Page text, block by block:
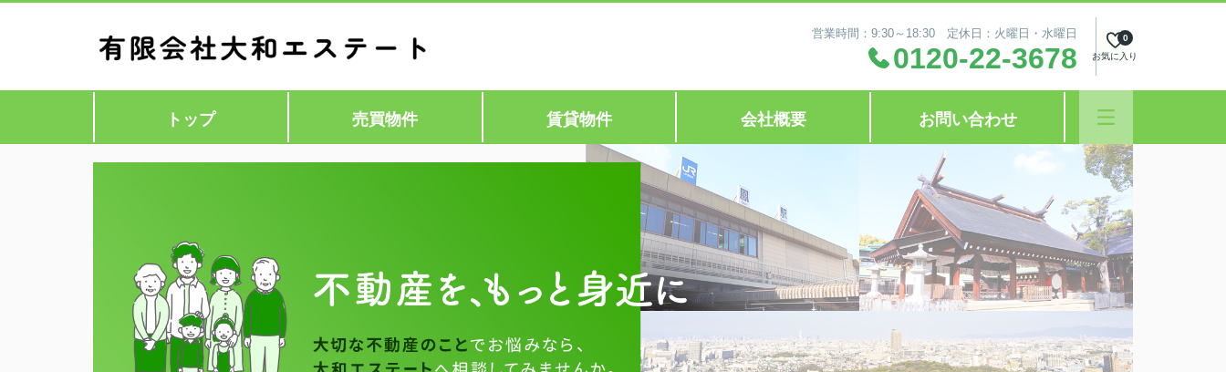
営業時間：9:30～18:30 定休日：火曜日・水曜日
0120-22-3678 お気に入り
0
トップ 売買物件 賃貸物件 会社概要 お問い合わせ